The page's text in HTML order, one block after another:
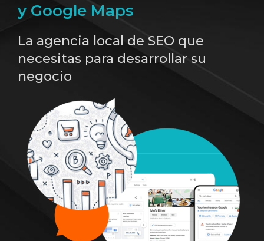
y Google Maps
La agencia local de SEO que
necesitas para desarrollar su
negocio